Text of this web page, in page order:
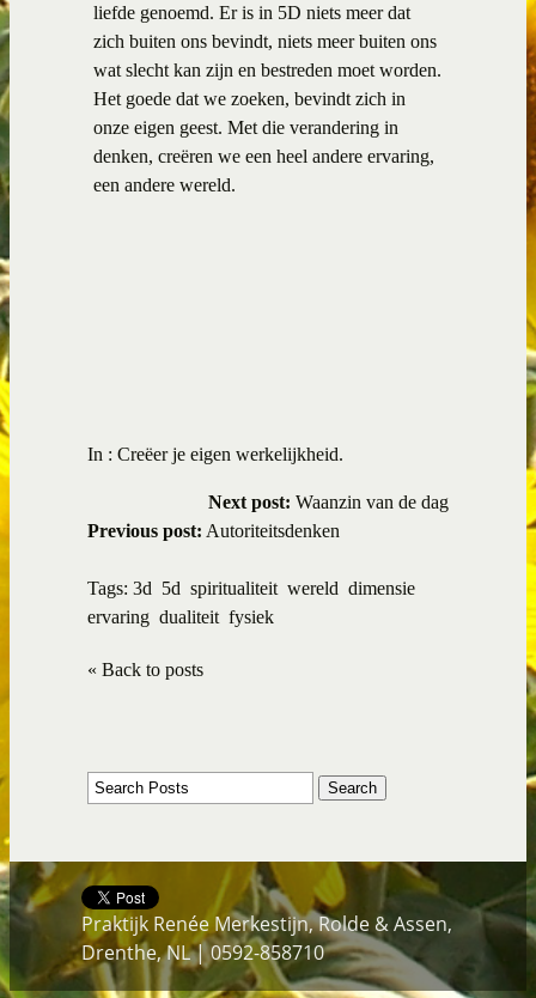
liefde genoemd. Er is in 5D niets meer dat
zich buiten ons bevindt, niets meer buiten ons
wat slecht kan zijn en bestreden moet worden.
Het goede dat we zoeken, bevindt zich in
onze eigen geest. Met die verandering in
denken, creëren we een heel andere ervaring,
een andere wereld.
In : Creëer je eigen werkelijkheid.
Next post: Waanzin van de dag
Previous post: Autoriteitsdenken
Tags: 3d 5d spiritualiteit wereld dimensie
ervaring dualiteit fysiek
« Back to posts
Praktijk Renée Merkestijn, Rolde & Assen,
Drenthe, NL | 0592-858710